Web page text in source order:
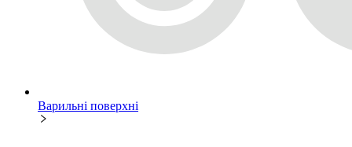
Варильні поверхні